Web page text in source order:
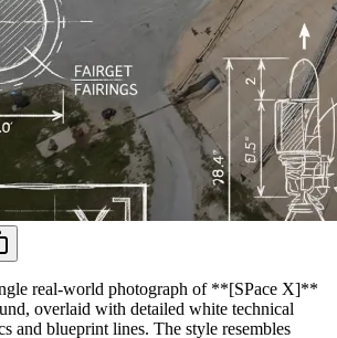
real-world photograph of **[SPace X]**
overlaid with detailed white technical
and blueprint lines. The style resembles